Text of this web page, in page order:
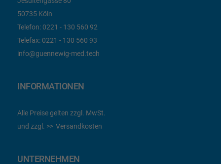
50735 Köln
Telefon: 0221 - 130 560 92
Telefax: 0221 - 130 560 93
info@guennewig-med.tech
INFORMATIONEN
Alle Preise gelten zzgl. MwSt.
und zzgl.
Versandkosten
UNTERNEHMEN